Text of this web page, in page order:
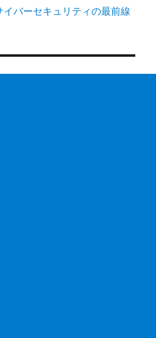
イバーセキュリティの最前線